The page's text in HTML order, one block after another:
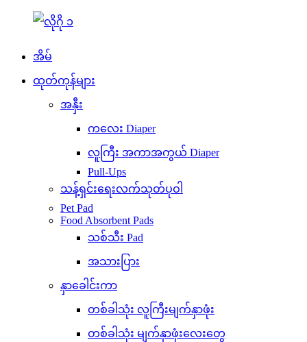
အိမ်
ထုတ်ကုန်များ
အနှီး
ကလေး Diaper
လူကြီး အကာအကွယ် Diaper
Pull-Ups
သန့်ရှင်းရေးလက်သုတ်ပုဝါ
Pet Pad
Food Absorbent Pads
သစ်သီး Pad
အသားပြား
နှာခေါင်းကာ
တစ်ခါသုံး လူကြီးမျက်နှာဖုံး
တစ်ခါသုံး မျက်နှာဖုံးလေးတွေ